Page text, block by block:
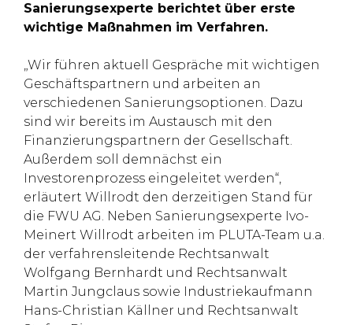
Sanierungsexperte berichtet über erste
wichtige Maßnahmen im Verfahren.
„Wir führen aktuell Gespräche mit wichtigen
Geschäftspartnern und arbeiten an
verschiedenen Sanierungsoptionen. Dazu
sind wir bereits im Austausch mit den
Finanzierungspartnern der Gesellschaft.
Außerdem soll demnächst ein
Investorenprozess eingeleitet werden“,
erläutert Willrodt den derzeitigen Stand für
die FWU AG. Neben Sanierungsexperte Ivo-
Meinert Willrodt arbeiten im PLUTA-Team u.a.
der verfahrensleitende Rechtsanwalt
Wolfgang Bernhardt und Rechtsanwalt
Martin Jungclaus sowie Industriekaufmann
Hans-Christian Källner und Rechtsanwalt